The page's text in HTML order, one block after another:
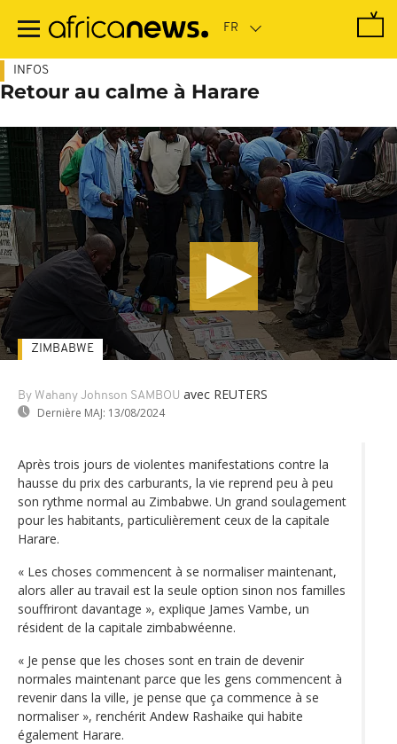
contenu
INFOS
Retour au calme à Harare
By Wahany Johnson SAMBOU avec REUTERS
Dernière MAJ: 13/08/2024
ZIMBABWE
Après trois jours de violentes manifestations contre la
hausse du prix des carburants, la vie reprend peu à peu
son rythme normal au Zimbabwe. Un grand soulagement
pour les habitants, particulièrement ceux de la capitale
Harare.
« Les choses commencent à se normaliser maintenant,
alors aller au travail est la seule option sinon nos familles
souffriront davantage », explique James Vambe, un
résident de la capitale zimbabwéenne.
« Je pense que les choses sont en train de devenir
normales maintenant parce que les gens commencent à
revenir dans la ville, je pense que ça commence à se
normaliser », renchérit Andew Rashaike qui habite
également Harare.